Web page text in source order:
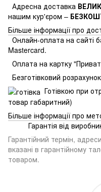
Адресна доставка
нашим кур'єром –
Більше інформації про
Онлайн-оплата на сайті
Mastercard.
Оплата на картку
Безготівковий
Готівкою при
товар габаритний)
Більше інформації про
Гарантія від
Гарантійний термін,
вказані в гарантійному
товаром.